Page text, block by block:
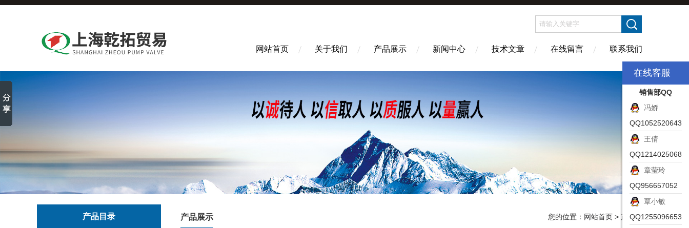
网站首页 关于我们 产品展示 新闻中心 技术文章 在线留言 联系我们
产品目录 产品展示 您的位置： 网站首页 > 产品展示
在线客服
销售部QQ
冯娇
QQ1052520643
王倩
QQ1214025068
章莹玲
QQ956657052
覃小敏
QQ1255096653